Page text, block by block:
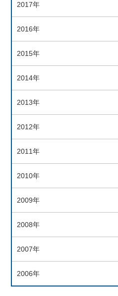
2017年
2016年
2015年
2014年
2013年
2012年
2011年
2010年
2009年
2008年
2007年
2006年